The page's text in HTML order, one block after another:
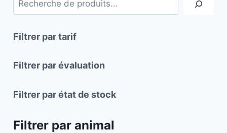
Filtrer par tarif
Filtrer par évaluation
Filtrer par état de stock
Filtrer par animal